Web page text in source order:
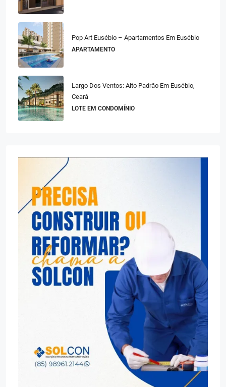
Pop Art Eusébio – Apartamentos Em Eusébio
APARTAMENTO
Largo Dos Ventos: Alto Padrão Em Eusébio,
Ceará
LOTE EM CONDOMÍNIO